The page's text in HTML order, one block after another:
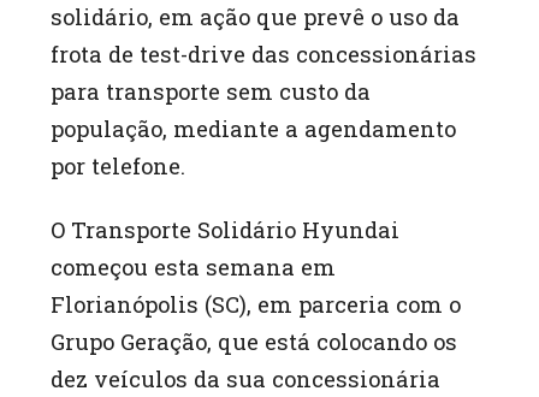
solidário, em ação que prevê o uso da
frota de test-drive das concessionárias
para transporte sem custo da
população, mediante a agendamento
por telefone.
O Transporte Solidário Hyundai
começou esta semana em
Florianópolis (SC), em parceria com o
Grupo Geração, que está colocando os
dez veículos da sua concessionária